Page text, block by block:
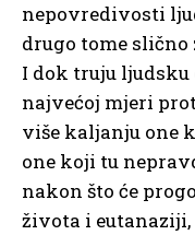
nepovredivosti
drugo tome slično
I dok truju
najvećoj mjeri
više kaljanju one
one koji tu
nakon što će
života i eutanaziji,